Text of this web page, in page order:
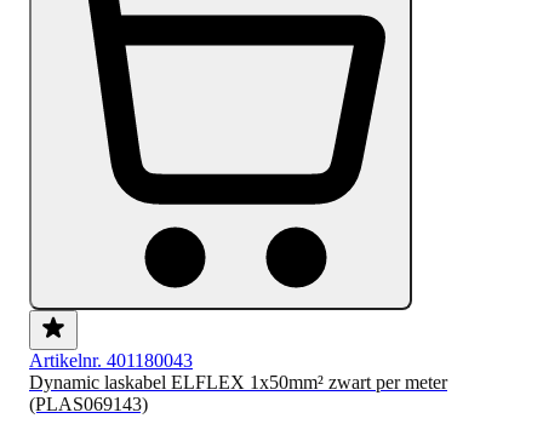
Artikelnr. 401180043
Dynamic laskabel ELFLEX 1x50mm² zwart per meter
(PLAS069143)